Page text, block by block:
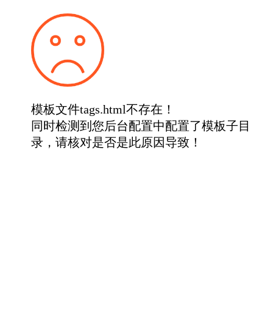
模板文件tags.html不存在！
同时检测到您后台配置中配置了模板子目
录，请核对是否是此原因导致！